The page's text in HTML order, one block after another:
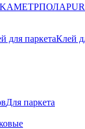
МЕТРПОЛА
для паркетаКлей
Для паркета